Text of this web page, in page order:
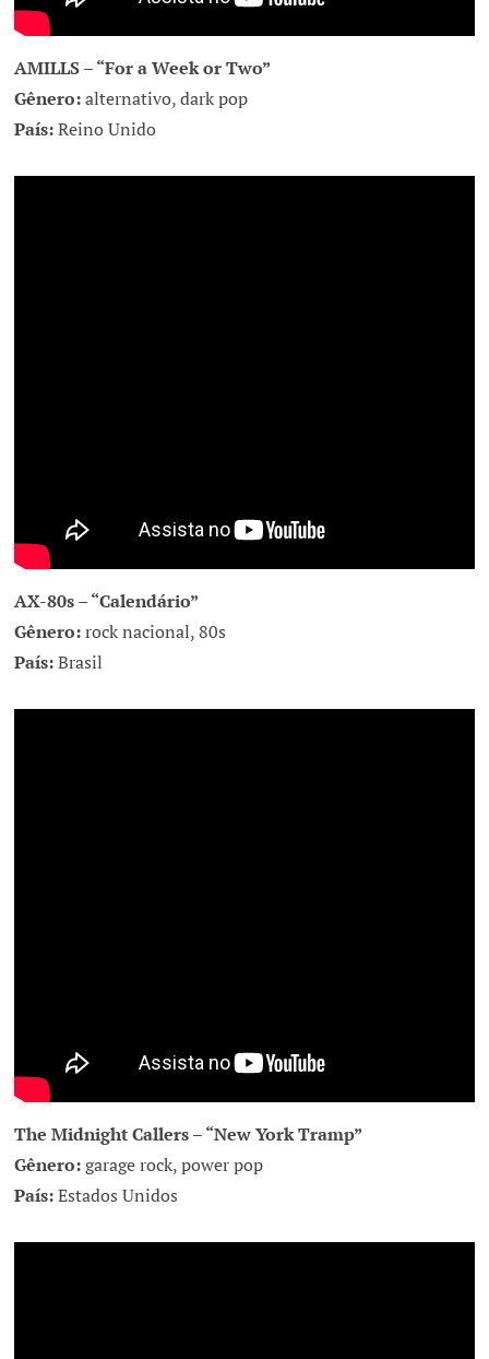
AMILLS – “For a Week or Two”
Gênero:alternativo, dark pop
País:Reino Unido
AX-80s – “Calendário”
Gênero:rock nacional, 80s
País:Brasil
The Midnight Callers – “New York Tramp”
Gênero:garage rock, power pop
País:Estados Unidos